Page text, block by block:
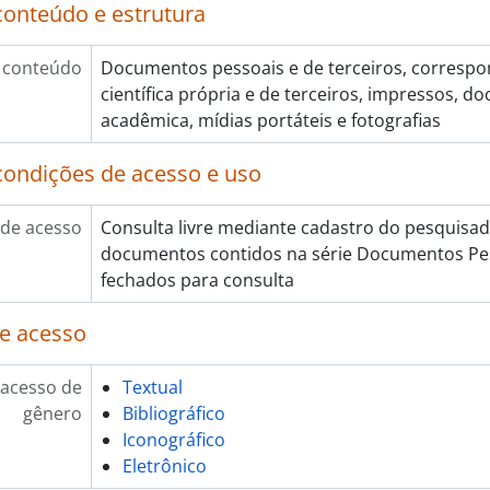
e estrutura
Documentos pessoais e de terceiros,
científica própria e de terceiros, impressos,
acadêmica, mídias portáteis e fotografias
de acesso e uso
acesso
Consulta livre mediante cadastro do
documentos contidos na série Documentos
fechados para consulta
acesso
de
gênero
Textual
Bibliográfico
Iconográfico
Eletrônico